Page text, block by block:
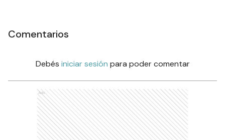
Comentarios
Debés iniciar sesión para poder comentar
Ads